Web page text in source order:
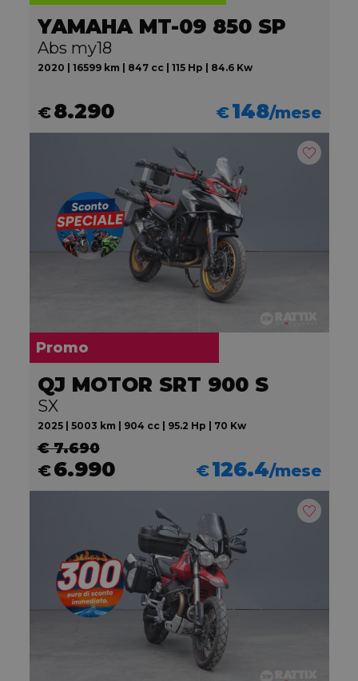
YAMAHA MT-09 850 SP
Abs my18
2020 | 16599 km | 847 cc | 115 Hp | 84.6 Kw
€8.290 €148/mese
Promo
QJ MOTOR SRT 900 S
SX
2025 | 5003 km | 904 cc | 95.2 Hp | 70 Kw
€ 7.690
€6.990 €126.4/mese